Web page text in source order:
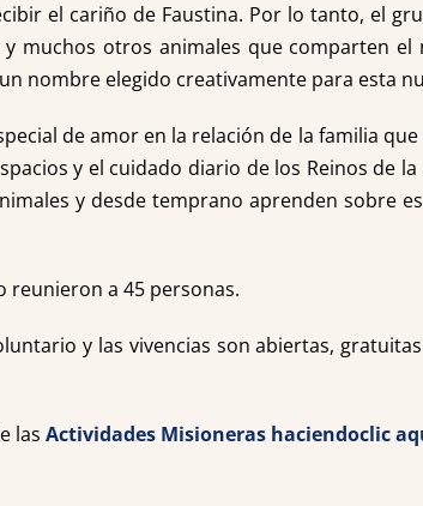
el cariño de Faustina. Por lo tanto, el
y muchos otros animales que comparten
nombre elegido creativamente para esta
de amor en la relación de la familia
y el cuidado diario de los Reinos de
y desde temprano aprenden sobre
reunieron a 45 personas.
y las vivencias son abiertas,
las Actividades Misioneras haciendoclic